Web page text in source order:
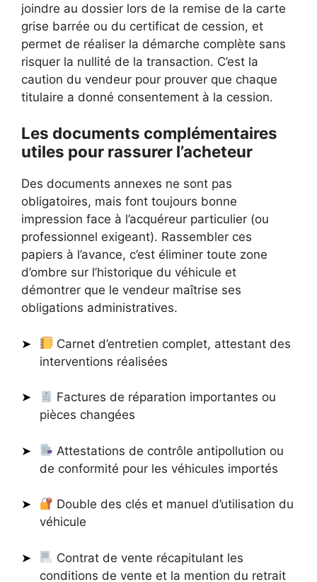
joindre au dossier lors de la remise de la carte
grise barrée ou du certificat de cession, et
permet de réaliser la démarche complète sans
risquer la nullité de la transaction. C’est la
caution du vendeur pour prouver que chaque
titulaire a donné consentement à la cession.
Les documents complémentaires
utiles pour rassurer l’acheteur
Des documents annexes ne sont pas
obligatoires, mais font toujours bonne
impression face à l’acquéreur particulier (ou
professionnel exigeant). Rassembler ces
papiers à l’avance, c’est éliminer toute zone
d’ombre sur l’historique du véhicule et
démontrer que le vendeur maîtrise ses
obligations administratives.
Carnet d’entretien complet, attestant des
interventions réalisées
Factures de réparation importantes ou
pièces changées
Attestations de contrôle antipollution ou
de conformité pour les véhicules importés
Double des clés et manuel d’utilisation du
véhicule
Contrat de vente récapitulant les
conditions de vente et la mention du retrait